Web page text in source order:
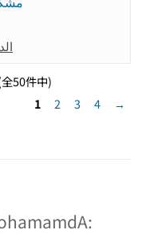
50件中)
1
2 3 4 →